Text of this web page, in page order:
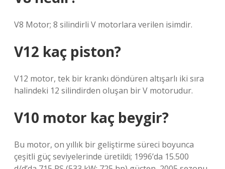
V8 Motor; 8 silindirli V motorlara verilen isimdir.
V12 kaç piston?
V12 motor, tek bir krankı döndüren altışarlı iki sıra
halindeki 12 silindirden oluşan bir V motorudur.
V10 motor kaç beygir?
Bu motor, on yıllık bir geliştirme süreci boyunca
çeşitli güç seviyelerinde üretildi; 1996’da 15.500